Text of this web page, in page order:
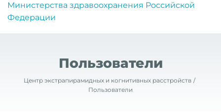
Министерства здравоохранения Российской
Федерации
Пользователи
Центр экстрапирамидных и когнитивных расстройств
Пользователи